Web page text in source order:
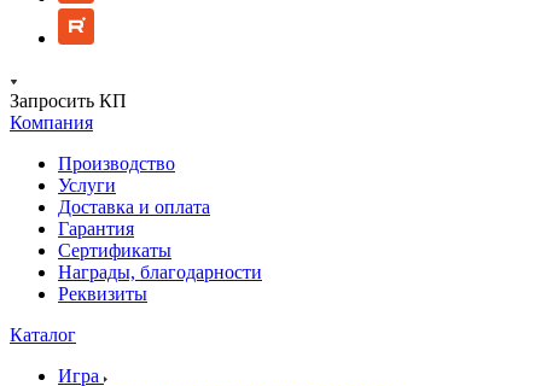
Запросить КП
Компания
Производство
Услуги
Доставка и оплата
Гарантия
Сертификаты
Награды, благодарности
Реквизиты
Каталог
Игра